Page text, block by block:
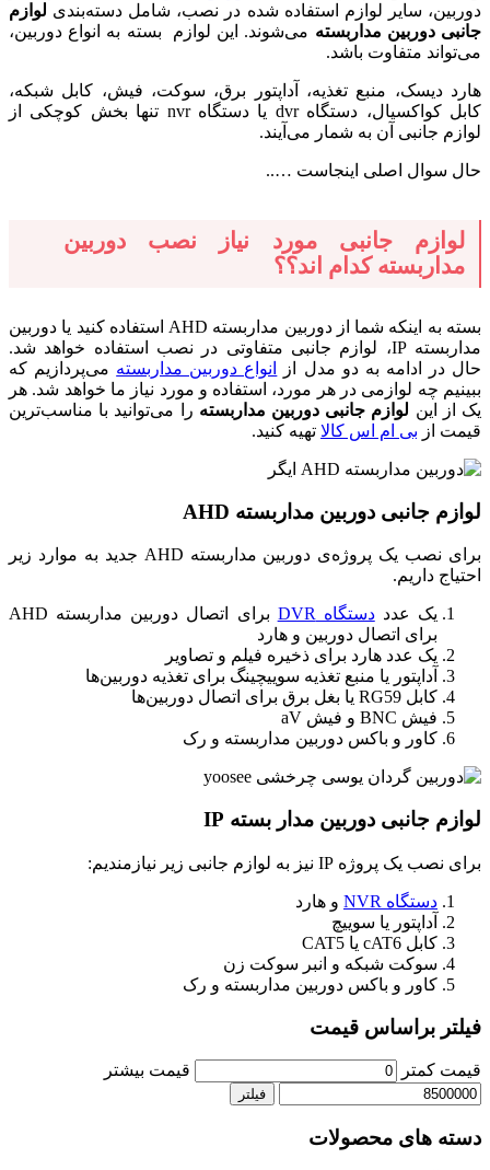
دوربین، سایر لوازم استفاده شده در نصب، شامل دسته‌بندی لوازم
جانبی دوربین مداربسته می‌شوند. این لوازم بسته به انواع دوربین،
می‌تواند متفاوت باشد.
هارد دیسک، منبع تغذیه، آداپتور برق، سوکت، فیش، کابل شبکه،
کابل کواکسیال، دستگاه dvr یا دستگاه nvr تنها بخش کوچکی از
لوازم جانبی آن به شمار می‌آیند.
حال سوال اصلی اینجاست …..
لوازم جانبی مورد نیاز نصب دوربین
مداربسته کدام اند؟؟
بسته به اینکه شما از دوربین مداربسته AHD استفاده کنید یا دوربین
مداربسته IP، لوازم جانبی متفاوتی در نصب استفاده خواهد شد.
حال در ادامه به دو مدل از
انواع دوربین مداربسته می‌پردازیم که
ببینیم چه لوازمی در هر مورد، استفاده و مورد نیاز ما خواهد شد. هر
یک از این لوازم جانبی دوربین مداربسته را می‌توانید با مناسب‌ترین
قیمت از بی ام اس کالا تهیه کنید.
لوازم جانبی دوربین مداربسته AHD
برای نصب یک پروژه‌ی دوربین مداربسته AHD جدید به موارد زیر
احتیاج داریم.
یک عدددستگاه DVR
برای اتصال دوربین مداربسته AHD
برای اتصال دوربین و هارد
یک عدد هارد برای ذخیره فیلم و تصاویر
آداپتور یا منبع تغذیه سوییچینگ برای تغذیه دوربین‌ها
کابل RG59 یا بغل برق برای اتصال دوربین‌ها
فیش BNC و فیش aV
کاور و باکس دوربین مداربسته و رک
لوازم جانبی دوربین مدار بسته IP
برای نصب یک پروژه IP نیز به لوازم جانبی زیر نیازمندیم:
دستگاه NVR
و هارد
آداپتور یا سوییچ
کابل cAT6 یا CAT5
سوکت شبکه و انبر سوکت زن
کاور و باکس دوربین مداربسته و رک
فیلتر براساس قیمت
قیمت کمتر قیمت بیشتر
فیلتر
دسته های محصولات